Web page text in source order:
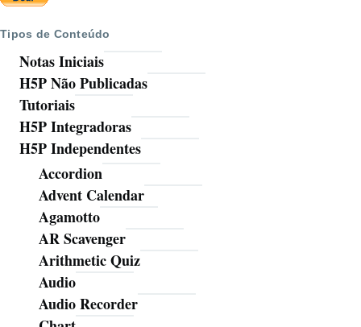
Tipos de Conteúdo
Notas Iniciais
H5P Não Publicadas
Tutoriais
H5P Integradoras
H5P Independentes
Accordion
Advent Calendar
Agamotto
AR Scavenger
Arithmetic Quiz
Audio
Audio Recorder